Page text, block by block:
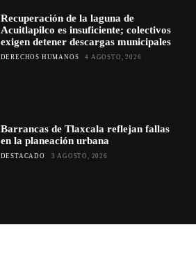
Recuperación de la laguna de
Acuitlapilco es insuficiente; colectivos
exigen detener descargas municipales
DERECHOS HUMANOS 4 AGOSTO, 2026
Barrancas de Tlaxcala reflejan fallas
en la planeación urbana
DESTACADO 3 AGOSTO, 2026